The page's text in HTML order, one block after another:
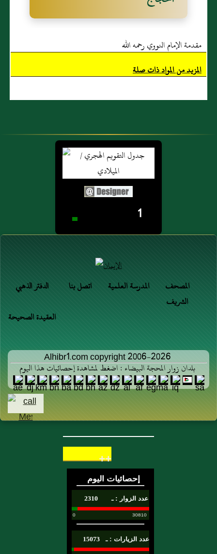
مقدمة الإمام النووي رحمه الله
المزيد من المواد ذات صلة
1
الدفتر الذهبي اتصل بنا المدرسة العلمية
المصحف
الشريف
العقيدة الصحيحة
Alhibr1.com copyright 2006-2026
بلدان زوار المحجة البيضاء : اضغط لمشاهدة إحصائيات هذا اليوم
++